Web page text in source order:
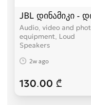
JBL დინამიკი -
Audio, video and
equipment, Loud
Speakers
2w ago
130.00 ₾